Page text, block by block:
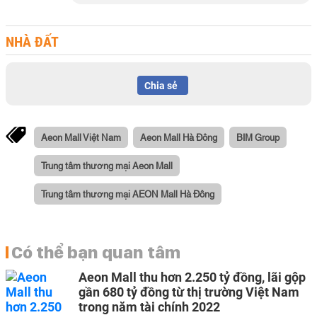
NHÀ ĐẤT
Chia sẻ
Aeon Mall Việt Nam Aeon Mall Hà Đông BIM Group
Trung tâm thương mại Aeon Mall
Trung tâm thương mại AEON Mall Hà Đông
Có thể bạn quan tâm
Aeon Mall thu hơn 2.250 tỷ đồng, lãi gộp
gần 680 tỷ đồng từ thị trường Việt Nam
trong năm tài chính 2022